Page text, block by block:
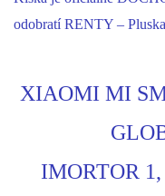
odobratí RENTY – Pluska
XIAOMI MI
IMORTOR